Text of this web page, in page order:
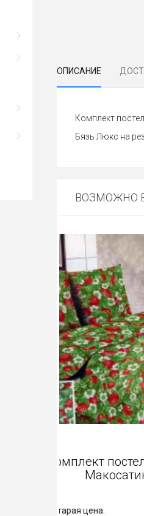
ОПИСАНИЕ
Комплект
Бязь Люкс на
ВОЗМОЖНО
Комплект
Старая цена: